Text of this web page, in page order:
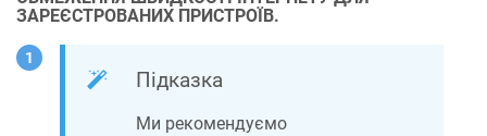
ЗАРЕЄСТРОВАНИХ ПРИСТРОЇВ.
Підказка
Ми рекомендуємо